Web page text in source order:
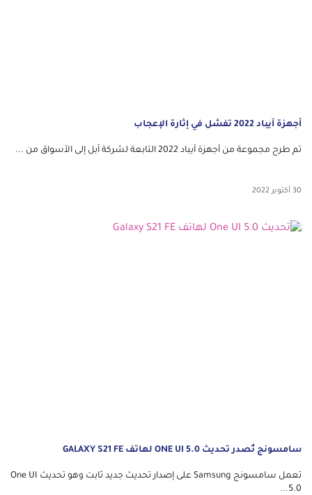
أجهزة آيباد 2022 تفشل في إثارة الإعجاب
تم طرح مجموعة من أجهزة آيباد 2022 التابعة لشركة آبل إلى الأسواق من ...
30 أكتوبر 2022
سامسونج تُصدر تحديث ONE UI 5.0 لهاتف GALAXY S21 FE
تعمل سامسونج Samsung على إصدار تحديث جديد ثابت وهو تحديث One UI
5.0...